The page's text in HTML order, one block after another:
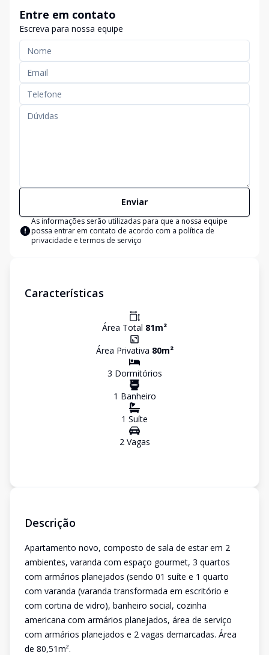
Entre em contato
Escreva para nossa equipe
Enviar
As informações serão utilizadas para que a nossa equipe
possa entrar em contato de acordo com a política de
privacidade e termos de serviço
Características
Área Total 81m²
Área Privativa 80m²
3 Dormitórios
1 Banheiro
1 Suíte
2Vagas
Descrição
Apartamento novo, composto de sala de estar em 2
ambientes, varanda com espaço gourmet, 3 quartos
com armários planejados (sendo 01 suíte e 1 quarto
com varanda (varanda transformada em escritório e
com cortina de vidro), banheiro social, cozinha
americana com armários planejados, área de serviço
com armários planejados e 2 vagas demarcadas. Área
de 80,51m².